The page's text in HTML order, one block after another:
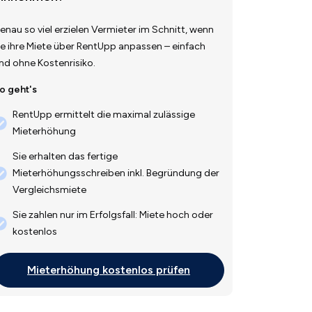
so viel erzielen Vermieter im Schnitt, wenn
ihre Miete über RentUpp anpassen – einfach
ohne Kostenrisiko.
geht's
RentUpp ermittelt die maximal zulässige
Mieterhöhung
Sie erhalten das fertige
Mieterhöhungsschreiben inkl. Begründung der
Vergleichsmiete
Sie zahlen nur im Erfolgsfall: Miete hoch oder
kostenlos
Mieterhöhung kostenlos prüfen